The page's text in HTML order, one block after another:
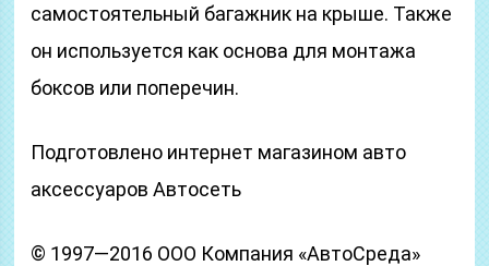
самостоятельный багажник на крыше. Также
он используется как основа для монтажа
боксов или поперечин.
Подготовлено интернет магазином авто
аксессуаров Автосеть
© 1997—2016 ООО Компания «АвтоСреда»